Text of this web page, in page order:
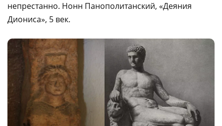
непрестанно. Нонн Панополитанский, «Деяния
Диониса», 5 век.